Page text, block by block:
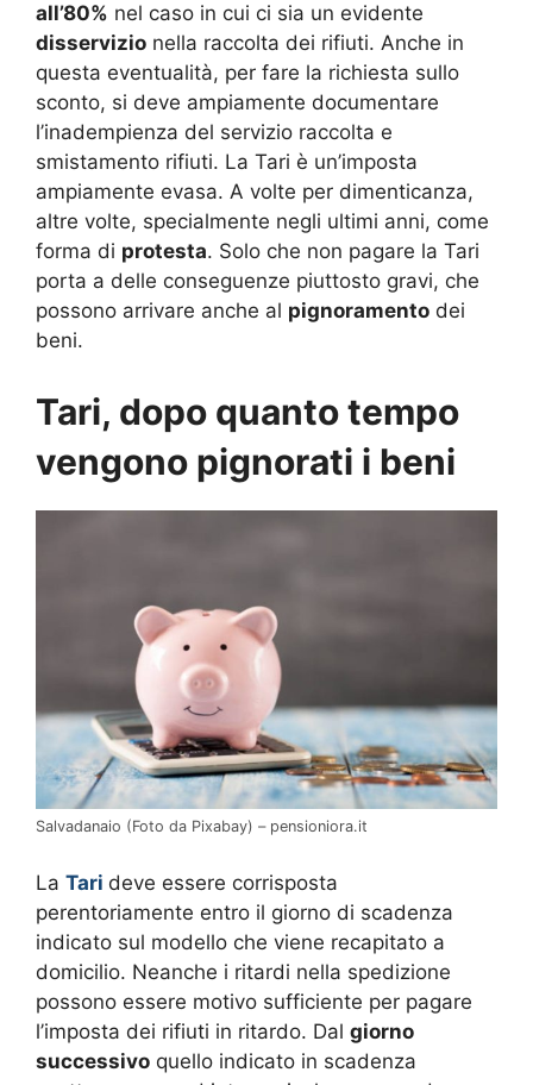
all’80% nel caso in cui ci sia un evidente
disservizio nella raccolta dei rifiuti. Anche in
questa eventualità, per fare la richiesta sullo
sconto, si deve ampiamente documentare
l’inadempienza del servizio raccolta e
smistamento rifiuti. La Tari è un’imposta
ampiamente evasa. A volte per dimenticanza,
altre volte, specialmente negli ultimi anni, come
forma di protesta. Solo che non pagare la Tari
porta a delle conseguenze piuttosto gravi, che
possono arrivare anche al pignoramento dei
beni.
Tari, dopo quanto tempo
vengono pignorati i beni
Salvadanaio (Foto da Pixabay) – pensioniora.it
La Tari deve essere corrisposta
perentoriamente entro il giorno di scadenza
indicato sul modello che viene recapitato a
domicilio. Neanche i ritardi nella spedizione
possono essere motivo sufficiente per pagare
l’imposta dei rifiuti in ritardo. Dal giorno
successivo quello indicato in scadenza